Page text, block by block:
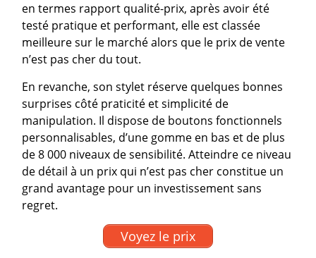
en termes rapport qualité-prix, après avoir été
testé pratique et performant, elle est classée
meilleure sur le marché alors que le prix de vente
n’est pas cher du tout.
En revanche, son stylet réserve quelques bonnes
surprises côté praticité et simplicité de
manipulation. Il dispose de boutons fonctionnels
personnalisables, d’une gomme en bas et de plus
de 8 000 niveaux de sensibilité. Atteindre ce niveau
de détail à un prix qui n’est pas cher constitue un
grand avantage pour un investissement sans
regret.
Voyez le prix